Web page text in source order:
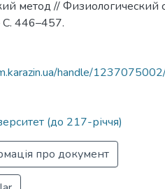
метод // Физиологический
446–457.
handle/
(до 217-річчя)
про документ